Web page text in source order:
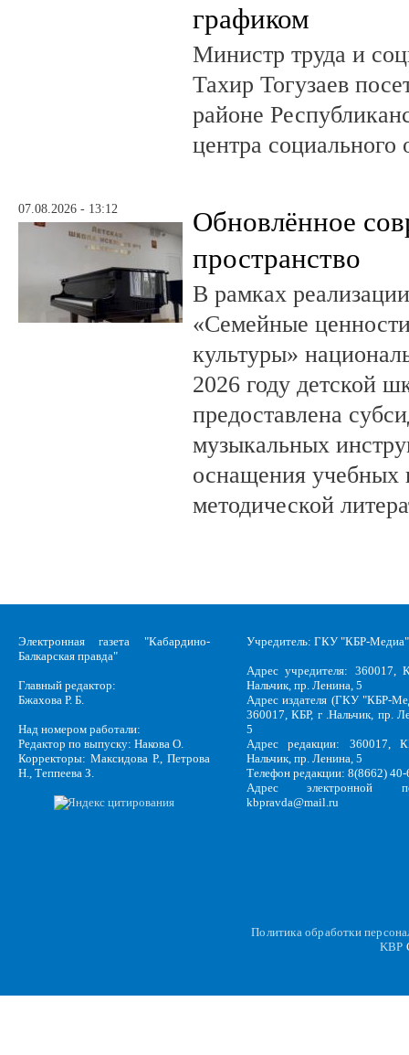
графиком
Министр труда и
Тахир Тогузаев
районе
центра
07.08.2026 - 13:12
Обновлённое
пространство
В рамках
«Семейные
культуры»
2026 году детской
предоставлена
музыкальных
оснащения учебных
методической
Электронная газета "Кабардино-
Балкарская правда"
Главный редактор:
Бжахова Р. Б.
Над номером работали:
Редактор по выпуску: Накова О.
Корректоры: Максидова Р., Петрова
Н., Теппеева З.
Учредитель: ГКУ "КБР-Медиа"
Адрес учредителя: 360017,
Нальчик, пр. Ленина, 5
Адрес издателя (ГКУ "КБР-
360017, КБР, г .Нальчик, пр.
5
Адрес редакции: 360017,
Нальчик, пр. Ленина, 5
Телефон редакции: 8(8662)
Адрес электронной
kbpravda@mail.ru
Политика обработки
KBP